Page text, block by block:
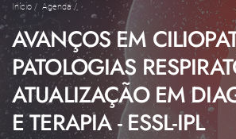
Início / Agenda/
AVANÇOS EM
PATOLOGIAS
ATUALIZAÇÃO EM
E TERAPIA - ESSL-IPL